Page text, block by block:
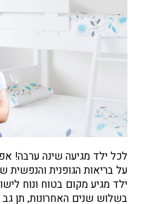
לכל ילד מגיעה שינה ערבה!
על בריאות הגופנית והנפשית
ילד מגיע מקום בטוח ונוח